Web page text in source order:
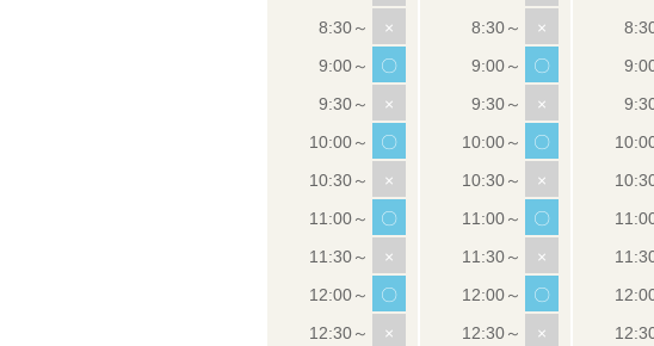
×
〇
×
〇
×
〇
×
〇
×
×
〇
×
〇
×
〇
×
〇
×